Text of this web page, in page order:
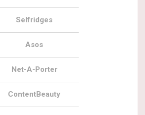
Selfridges
Asos
Net-A-Porter
ContentBeauty